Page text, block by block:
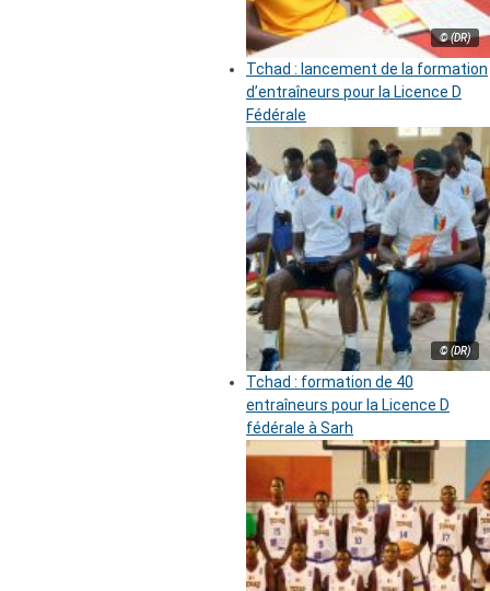
© (DR)
Tchad : lancement de la formation
d’entraîneurs pour la Licence D
Fédérale
© (DR)
Tchad : formation de 40
entraîneurs pour la Licence D
fédérale à Sarh